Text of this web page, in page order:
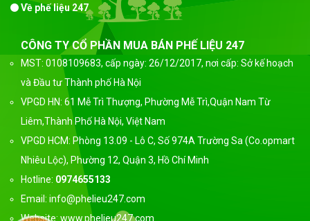
Về phế liệu 247
CÔNG TY CỔ PHẦN MUA BÁN PHẾ LIỆU 247
MST: 0108109683, cấp ngày: 26/12/2017, nơi cấp: Sở kế hoạch
và Đầu tư Thành phố Hà Nội
VPGD HN: 61 Mễ Trì Thượng, Phường Mễ Trì,Quận Nam Từ
Liêm,Thành Phố Hà Nội, Việt Nam
VPGD HCM: Phòng 13.09 - Lô C, Số 974A Trường Sa (Co.opmart
Nhiêu Lộc), Phường 12, Quận 3, Hồ Chí Minh
Hotline: 0974655133
Email: info@phelieu247.com
Website: www.phelieu247.com